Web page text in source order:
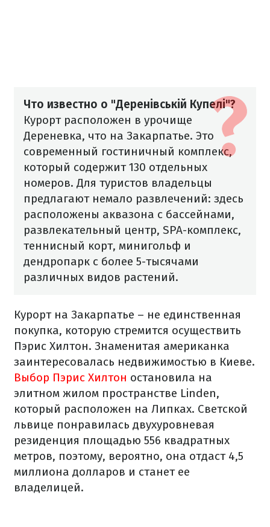
Что известно о "Деренівській Купелі"?
Курорт расположен в урочище
Дереневка, что на Закарпатье. Это
современный гостиничный комплекс,
который содержит 130 отдельных
номеров. Для туристов владельцы
предлагают немало развлечений: здесь
расположены аквазона с бассейнами,
развлекательный центр, SPA-комплекс,
теннисный корт, минигольф и
дендропарк с более 5-тысячами
различных видов растений.
Курорт на Закарпатье – не единственная
покупка, которую стремится осуществить
Пэрис Хилтон. Знаменитая американка
заинтересовалась недвижимостью в Киеве.
Выбор Пэрис Хилтон остановила на
элитном жилом пространстве Linden,
который расположен на Липках. Светской
львице понравилась двухуровневая
резиденция площадью 556 квадратных
метров, поэтому, вероятно, она отдаст 4,5
миллиона долларов и станет ее
владелицей.